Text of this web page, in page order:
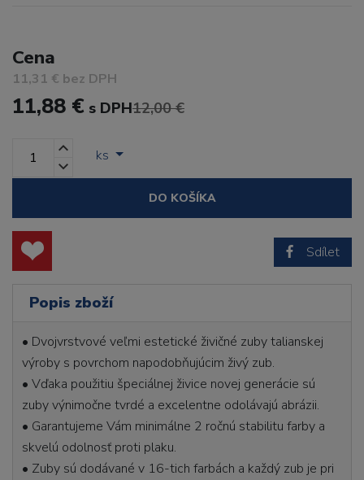
Cena
11,31 € bez DPH
11,88 € s DPH12,00 €
ks
DO KOŠÍKA
Sdílet
Popis zboží
• Dvojvrstvové veľmi estetické živičné zuby talianskej
výroby s povrchom napodobňujúcim živý zub.
• Vďaka použitiu špeciálnej živice novej generácie sú
zuby výnimočne tvrdé a excelentne odolávajú abrázii.
• Garantujeme Vám minimálne 2 ročnú stabilitu farby a
skvelú odolnosť proti plaku.
• Zuby sú dodávané v 16-tich farbách a každý zub je pri